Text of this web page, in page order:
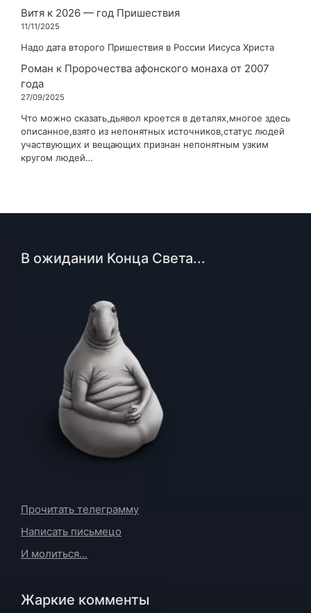
Витя к 2026 — год Пришествия
11/11/2025
Надо дата второго Пришествия в России Иисуса Христа
Роман к Пророчества афонского монаха от 2007
года
27/09/2025
Что можно сказать,дьявол кроется в деталях,многое здесь
описанное,взято из непонятных источников,статус людей
участвующих и вещающих признан непонятным узким
кругом людей…
В ожидании Конца Света...
Прочитать телеграмму
Написать письмецо
И молиться...
Жаркие комменты